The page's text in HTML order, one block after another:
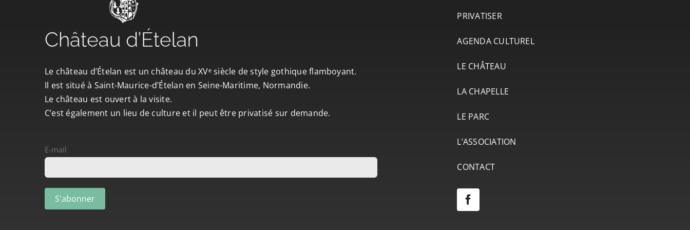
Le château d’Ételan est un château du XVᵉ siècle de style gothique flamboyant.
Il est situé à Saint-Maurice-d’Ételan en Seine-Maritime, Normandie.
Le château est ouvert à la visite.
C’est également un lieu de culture et il peut être privatisé sur demande.
E-mail
PRIVATISER
AGENDA CULTUREL
LE CHÂTEAU
LA CHAPELLE
LE PARC
L’ASSOCIATION
CONTACT